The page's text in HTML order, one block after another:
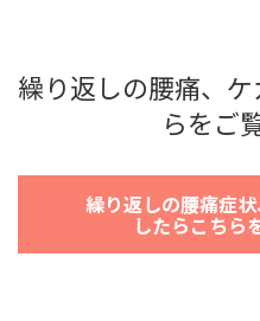
繰り返しの腰痛、
らをご
繰り返しの腰痛症
したらこちら